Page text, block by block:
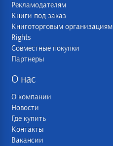
Рекламодателям
Книги под заказ
Книготорговым организациям
Rights
Совместные покупки
Партнеры
О нас
О компании
Новости
Где купить
Контакты
Вакансии